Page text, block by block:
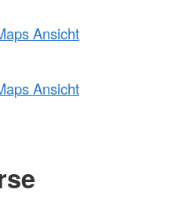
Ansicht
Ansicht